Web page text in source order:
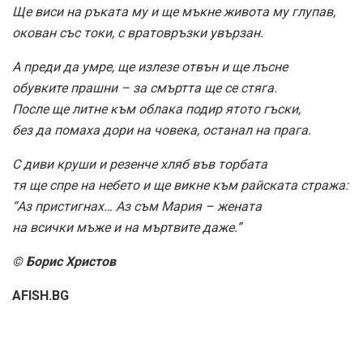
Ще виси на ръката му и ще мъкне живота му глупав,
окован със токи, с вратовръзки увързан.
А преди да умре, ще излезе отвън и ще лъсне
обувките прашни – за смъртта ще се стяга.
После ще литне към облака подир ятото гъски,
без да помаха дори на човека, останал на прага.
С диви круши и резенче хляб във торбата
тя ще спре на небето и ще викне към райската стража:
“Аз пристигнах… Аз съм Мария – жената
на всички мъже и на мъртвите даже.”
© Борис Христов
AFISH.BG